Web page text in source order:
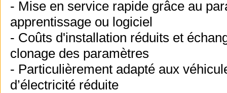
- Mise en service rapide grâce au
apprentissage ou logiciel
- Coûts d'installation réduits et
clonage des paramètres
- Particulièrement adapté aux
d’électricité réduite